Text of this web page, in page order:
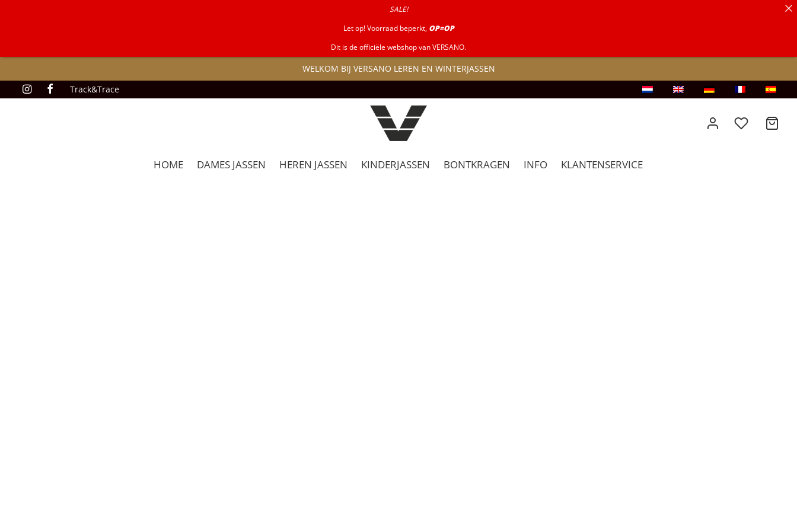
WELKOM BIJ VERSANO LEREN EN WINTERJASSEN
Track&Trace
HOME DAMES JASSEN HEREN JASSEN KINDERJASSEN BONTKRAGEN INFO KLANTENSERVICE
SALE!
Let op! Voorraad beperkt, OP=OP
Dit is de officiële webshop van VERSANO.